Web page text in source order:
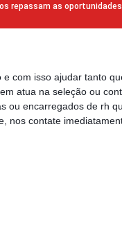
repassam as
com isso ajudar tanto
atua na seleção ou
ou encarregados de rh
nos contate